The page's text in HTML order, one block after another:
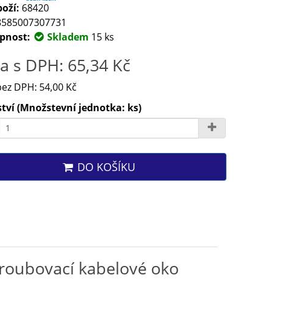
68420
Skladem 15 ks
s DPH: 65,34 Kč
DPH: 54,00 Kč
(Množstevní jednotka: ks)
DO KOŠÍKU
kabelové oko